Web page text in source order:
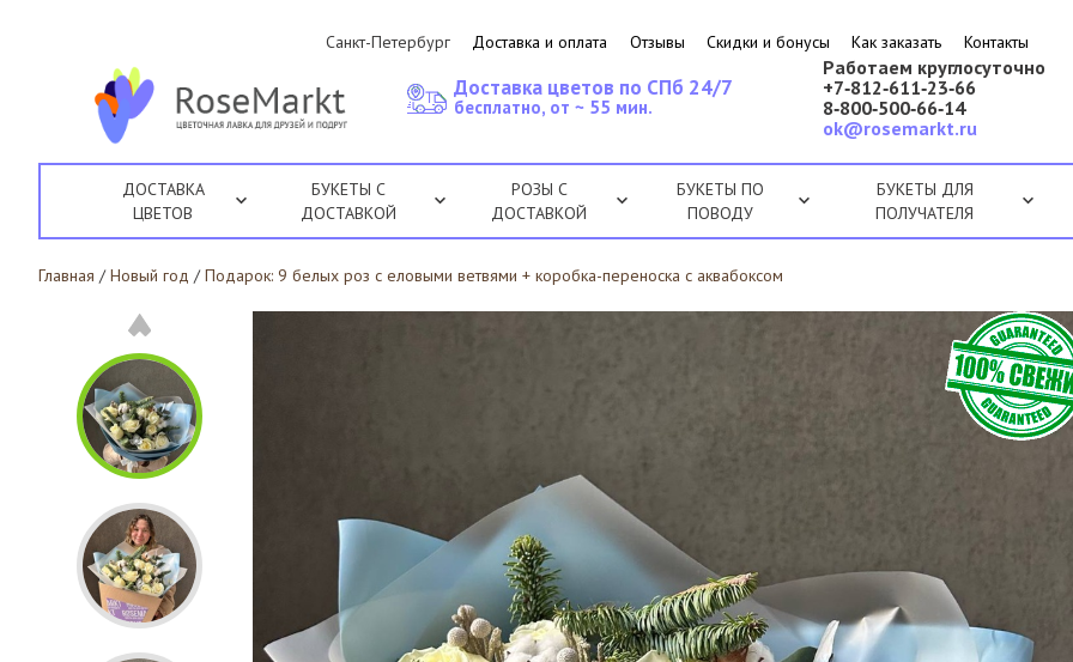
Санкт-Петербург Доставка и оплата Отзывы Скидки и бонусы Как заказать Контакты
Работаем круглосуточно
+7‑812‑611‑23‑66
8‑800‑500‑66‑14
ok@rosemarkt.ru
Доставка цветов по СПб 24/7
бесплатно, от ~ 55 мин.
ДОСТАВКА
ЦВЕТОВ
БУКЕТЫ С
ДОСТАВКОЙ
РОЗЫ С
ДОСТАВКОЙ
БУКЕТЫ ПО
ПОВОДУ
БУКЕТЫ ДЛЯ
ПОЛУЧАТЕЛЯ
Главная / Новый год / Подарок: 9 белых роз с еловыми ветвями + коробка-переноска с аквабоксом